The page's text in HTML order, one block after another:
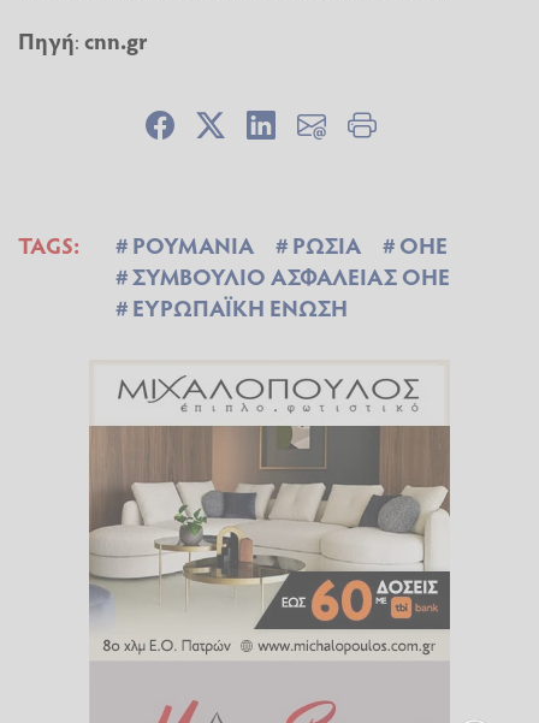
Πηγή:cnn.gr
TAGS: ΡΟΥΜΑΝΙΑ ΡΩΣΙΑ
ΟΗΕ
ΣΥΜΒΟΥΛΙΟ ΑΣΦΑΛΕΙΑΣ ΟΗΕ
ΕΥΡΩΠΑΪΚΗ ΕΝΩΣΗ